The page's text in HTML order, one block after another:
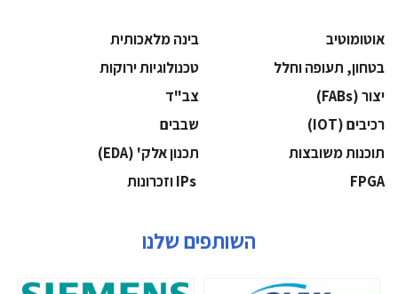
אוטומוטיב
בינה מלאכותית
בטחון, תעופה וחלל
‫טכנולוגיות ירוקות‬
‫יצור (‪(FABs‬‬
‫צב"ד‬
‫רכיבים‬ (IOT)
‫שבבים‬
‫תוכנות משובצות‬
‫תכנון אלק' (‪(EDA‬‬
‫‪FPGA‬‬
השותפים שלנו